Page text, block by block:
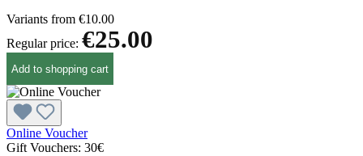
Variants from €10.00
Regular price: €25.00
Add to shopping cart
Online Voucher
Gift Vouchers: 30€